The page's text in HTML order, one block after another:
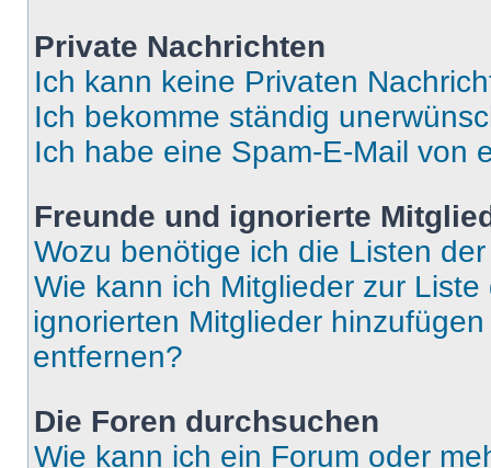
Private Nachrichten
Ich kann keine Privaten
Ich bekomme ständig
Ich habe eine Spam-E-Mail von
Freunde und ignorierte
Wozu benötige ich die Listen
Wie kann ich Mitglieder zur
ignorierten Mitglieder
entfernen?
Die Foren durchsuchen
Wie kann ich ein Forum oder